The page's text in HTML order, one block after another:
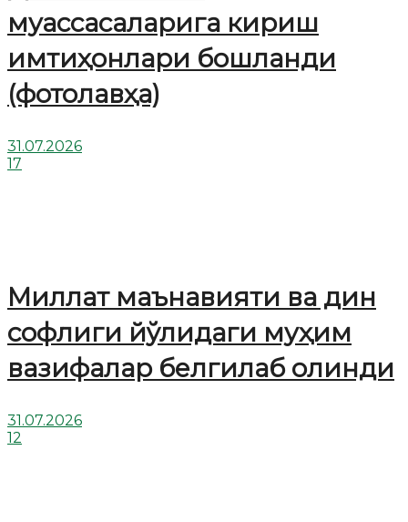
муассасаларига кириш
имтиҳонлари бошланди
(фотолавҳа)
31.07.2026
17
Миллат маънавияти ва дин
софлиги йўлидаги муҳим
вазифалар белгилаб олинди
31.07.2026
12